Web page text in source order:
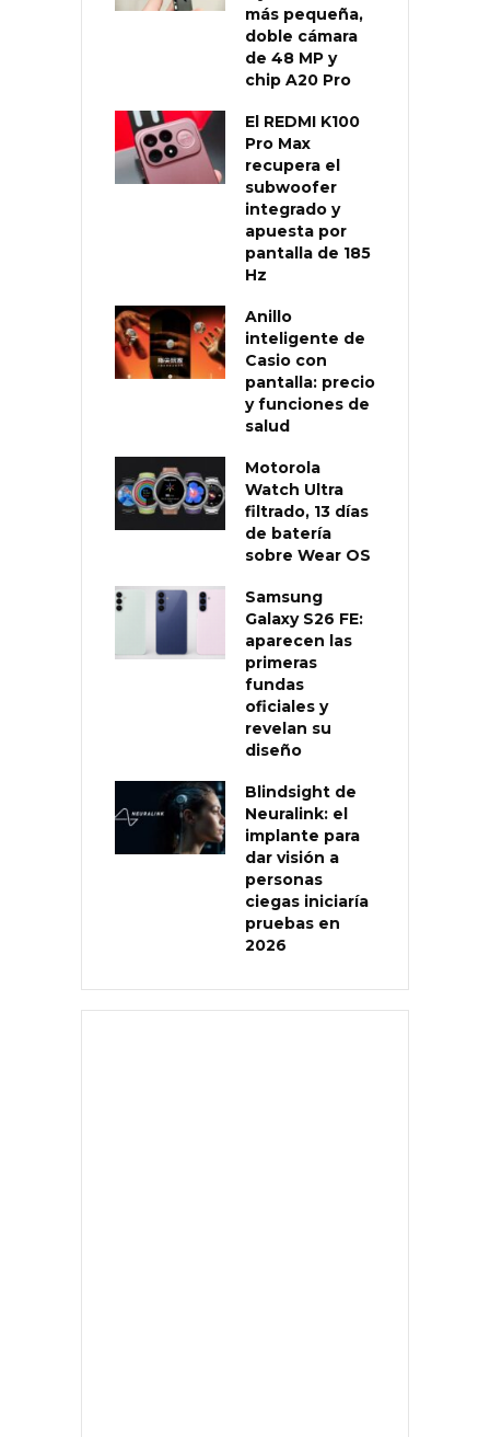
más pequeña,
doble cámara
de 48 MP y
chip A20 Pro
El REDMI K100
Pro Max
recupera el
subwoofer
integrado y
apuesta por
pantalla de 185
Hz
Anillo
inteligente de
Casio con
pantalla: precio
y funciones de
salud
Motorola
Watch Ultra
filtrado, 13 días
de batería
sobre Wear OS
Samsung
Galaxy S26 FE:
aparecen las
primeras
fundas
oficiales y
revelan su
diseño
Blindsight de
Neuralink: el
implante para
dar visión a
personas
ciegas iniciaría
pruebas en
2026